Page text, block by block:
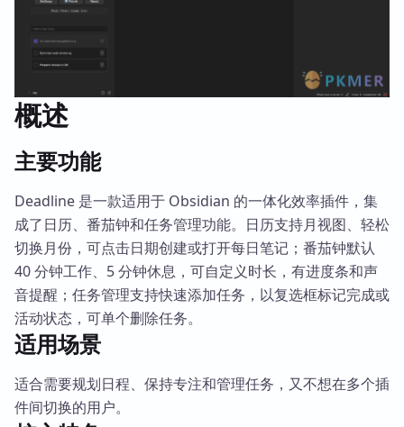
概述
主要功能
Deadline 是一款适用于 Obsidian 的一体化效率插件，集
成了日历、番茄钟和任务管理功能。日历支持月视图、轻松
切换月份，可点击日期创建或打开每日笔记；番茄钟默认
40 分钟工作、5 分钟休息，可自定义时长，有进度条和声
音提醒；任务管理支持快速添加任务，以复选框标记完成或
活动状态，可单个删除任务。
适用场景
适合需要规划日程、保持专注和管理任务，又不想在多个插
件间切换的用户。